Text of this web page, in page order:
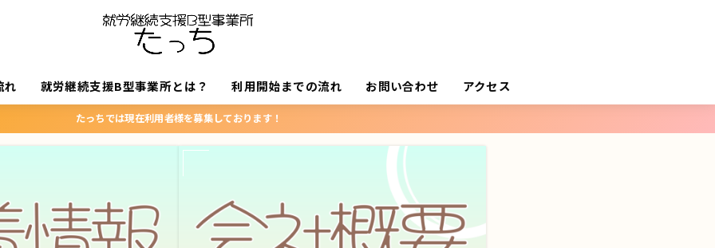
れ 就労継続支援B型事業所とは？ 利用開始までの流れ お問い合わせ アクセス
たっちでは現在利用者様を募集しております！